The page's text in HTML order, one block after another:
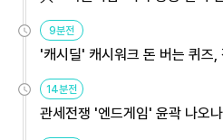
9분전
'캐시딜' 캐시워크 돈 버는 퀴즈,
14분전
관세전쟁 '엔드게임' 윤곽 나오